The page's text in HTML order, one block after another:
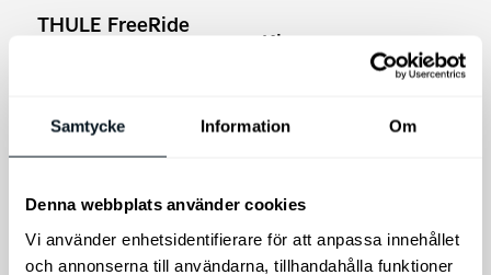
Samtycke Information Om
Denna webbplats använder cookies
Vi använder enhetsidentifierare för att anpassa innehållet
och annonserna till användarna, tillhandahålla funktioner
THULE FreeRide
funktionella och
lättanvända cykelhållaren
grundläggande behov.
1.249kr
Kia
Däckförvaringsset
förvaringsväskor
695kr